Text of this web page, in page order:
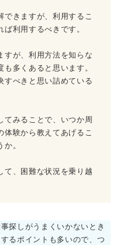
できますが、利用するこ
利用するべきです。
すが、利用方法を知らな
多くあると思います。
すべきと思い詰めている
てみることで、いつか周
体験から教えてあげるこ
。
て、困難な状況を乗り越
探しがうまくいかないとき
るポイントも多いので、つ